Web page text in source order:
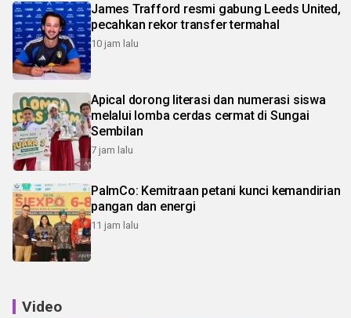
James Trafford resmi gabung Leeds United,
pecahkan rekor transfer termahal
10 jam lalu
Apical dorong literasi dan numerasi siswa
melalui lomba cerdas cermat di Sungai
Sembilan
7 jam lalu
PalmCo: Kemitraan petani kunci kemandirian
pangan dan energi
11 jam lalu
Video